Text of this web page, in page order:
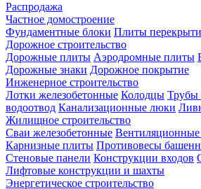
Распродажа
Частное домостроение
Фундаментные блоки Плиты
Дорожное строительство
Дорожные плиты Аэродромные плиты
Дорожные знаки Дорожное покрытие
Инженерное строительство
Лотки железобетонные Колодцы Трубы
водоотвод Канализационные люки
Жилищное строительство
Сваи железобетонные Вентиляционные
Карнизные плиты Противовесы
Стеновые панели Конструкции входов
Лифтовые конструкции и шахты
Энергетическое строительство